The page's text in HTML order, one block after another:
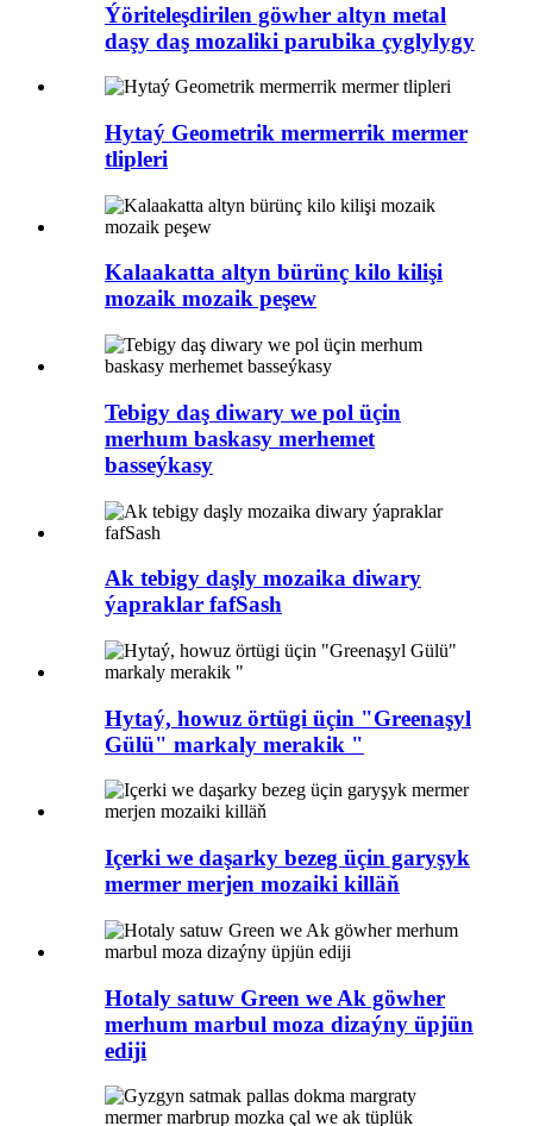
Ýöriteleşdirilen göwher altyn metal
daşy daş mozaliki parubika çyglylygy
Hytaý Geometrik mermerrik mermer
tlipleri
Kalaakatta altyn bürünç kilo kilişi
mozaik mozaik peşew
Tebigy daş diwary we pol üçin
merhum baskasy merhemet
basseýkasy
Ak tebigy daşly mozaika diwary
ýapraklar fafSash
Hytaý, howuz örtügi üçin "Greenaşyl
Gülü" markaly merakik "
Içerki we daşarky bezeg üçin garyşyk
mermer merjen mozaiki killäň
Hotaly satuw Green we Ak göwher
merhum marbul moza dizaýny üpjün
ediji